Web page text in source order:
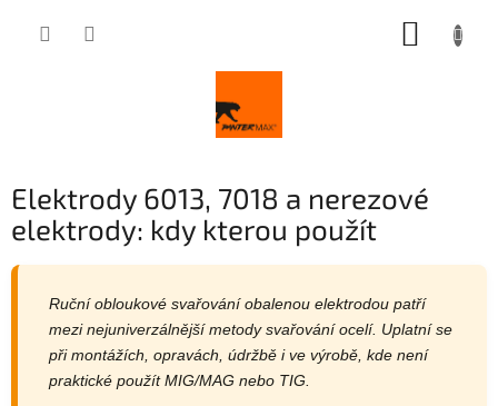
Elektrody 6013, 7018 a nerezové
elektrody: kdy kterou použít
Ruční obloukové svařování obalenou elektrodou patří
mezi nejuniverzálnější metody svařování ocelí. Uplatní se
při montážích, opravách, údržbě i ve výrobě, kde není
praktické použít MIG/MAG nebo TIG.